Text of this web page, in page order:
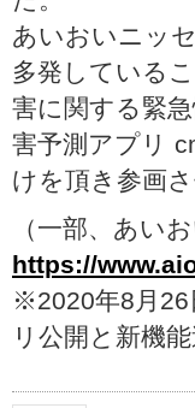
あいおいニッ
多発している
害に関する緊
害予測アプリ
けを頂き参画
（一部、あい
https://
※2020年8月26
リ公開と新機